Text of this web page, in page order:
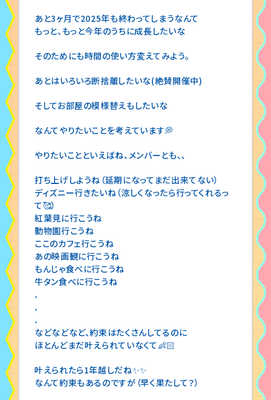
あと3ヶ月で2025年も終わってしまうなんて
もっと、もっと今年のうちに成長したいな
そのためにも時間の使い方変えてみよう。
あとはいろいろ断捨離したいな(絶賛開催中)
そしてお部屋の模様替えもしたいな
なんてやりたいことを考えています💭
やりたいことといえばね、メンバーとも､､
打ち上げしようね（延期になってまだ出来てない）
ディズニー行きたいね（涼しくなったら行ってくれるっ
て🥰）
紅葉見に行こうね
動物園行こうね
ここのカフェ行こうね
あの映画観に行こうね
もんじゃ食べに行こうね
牛タン食べに行こうね
．
．
．
などなどなど、約束はたくさんしてるのに
ほとんどまだ叶えられていなくて👶🏻
叶えられたら1年越しだね✨✨
なんて約束もあるのですが（早く果たして？）